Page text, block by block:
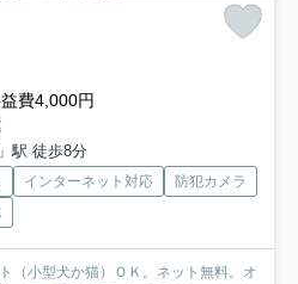
費4,000円
駅 徒歩8分
インターネット対応
防犯カメラ
（小型犬か猫）ＯＫ。ネット無料。オ